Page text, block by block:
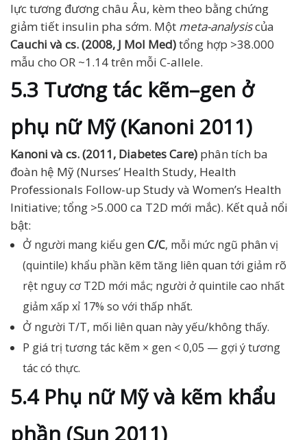
lực tương đương châu Âu, kèm theo bằng chứng
giảm tiết insulin pha sớm. Một meta-analysiscủa
Cauchi và cs. (2008, J Mol Med)tổng hợp >38.000
mẫu cho OR ~1.14 trên mỗi C-allele.
5.3 Tương tác kẽm–gen ở
phụ nữ Mỹ (Kanoni 2011)
Kanoni và cs. (2011, Diabetes Care) phân tích ba
đoàn hệ Mỹ (Nurses’ Health Study, Health
Professionals Follow-up Study và Women’s Health
Initiative; tổng >5.000 ca T2D mới mắc). Kết quả nổi
bật:
Ở người mang kiểu gen C/C, mỗi mức ngũ phân vị
(quintile) khẩu phần kẽm tăng liên quan tới giảm rõ
rệt nguy cơ T2D mới mắc; người ở quintile cao nhất
giảm xấp xỉ 17% so với thấp nhất.
Ở người T/T, mối liên quan này yếu/không thấy.
P giá trị tương tác kẽm × gen < 0,05 — gợi ý tương
tác có thực.
5.4 Phụ nữ Mỹ và kẽm khẩu
phần (Sun 2011)